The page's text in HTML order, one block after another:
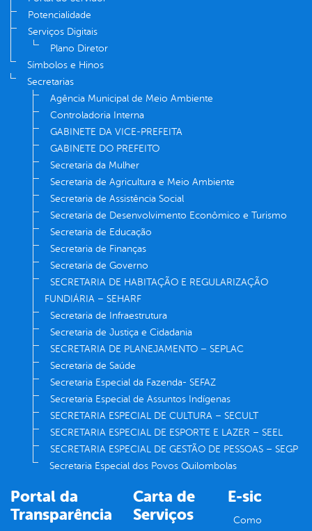
Potencialidade
Serviços Digitais
Plano Diretor
Símbolos e Hinos
Secretarias
Agência Municipal de Meio Ambiente
Controladoria Interna
GABINETE DA VICE-PREFEITA
GABINETE DO PREFEITO
Secretaria da Mulher
Secretaria de Agricultura e Meio Ambiente
Secretaria de Assistência Social
Secretaria de Desenvolvimento Econômico e Turismo
Secretaria de Educação
Secretaria de Finanças
Secretaria de Governo
SECRETARIA DE HABITAÇÃO E REGULARIZAÇÃO
FUNDIÁRIA – SEHARF
Secretaria de Infraestrutura
Secretaria de Justiça e Cidadania
SECRETARIA DE PLANEJAMENTO – SEPLAC
Secretaria de Saúde
Secretaria Especial da Fazenda- SEFAZ
Secretaria Especial de Assuntos Indígenas
SECRETARIA ESPECIAL DE CULTURA – SECULT
SECRETARIA ESPECIAL DE ESPORTE E LAZER – SEEL
SECRETARIA ESPECIAL DE GESTÃO DE PESSOAS – SEGP
Secretaria Especial dos Povos Quilombolas
Portal da
Transparência
Carta de
Serviços
E-sic
Como